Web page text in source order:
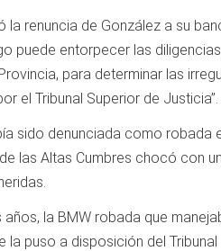
la renuncia de González a su
puede entorpecer las
para determinar las
el Tribunal Superior de Justicia”.
sido denunciada como
las Altas Cumbres chocó con
la BMW robada que
la puso a disposición del